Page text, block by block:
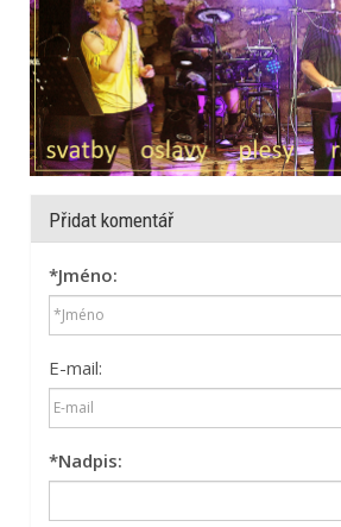
Přidat komentář
*Jméno:
E-mail:
*Nadpis: